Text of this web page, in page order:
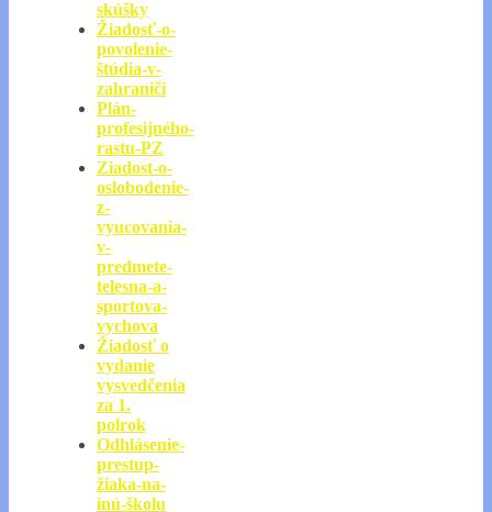
skúšky
Žiadosť-o-
povolenie-
štúdia-v-
zahraničí
Plán-
profesijného-
rastu-PZ
Ziadost-o-
oslobodenie-
z-
vyucovania-
v-
predmete-
telesna-a-
sportova-
vychova
Žiadosť o
vydanie
vysvedčenia
za 1.
polrok
Odhlásenie-
prestup-
žiaka-na-
inú-školu